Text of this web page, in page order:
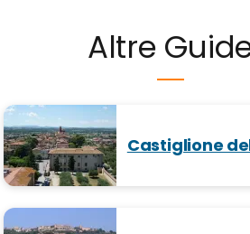
Altre
Castiglione